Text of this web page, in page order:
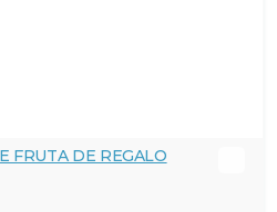
FRUTA DE REGALO